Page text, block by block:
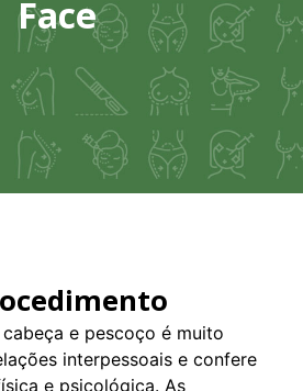
Face
e pescoço é muito
interpessoais e confere
e psicológica. As